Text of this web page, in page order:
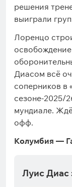
решения
выиграли
Лоренцо
Диасом всё
соперников в
сезоне-2025/
мундиале.
офф.
Колумбия —
Луис Диас